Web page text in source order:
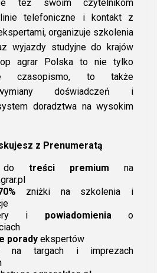
też swoim czytelnikom
telefoniczne i kontakt z
organizuje szkolenia
wyjazdy studyjne do krajów
agrar Polska to nie tylko
czasopismo, to także
doświadczeń i
doradztwa na wysokim
z Prenumeratą
do treści premium na
zniżki na szkolenia i
i powiadomieniao
poradyekspertów
na targach i imprezach